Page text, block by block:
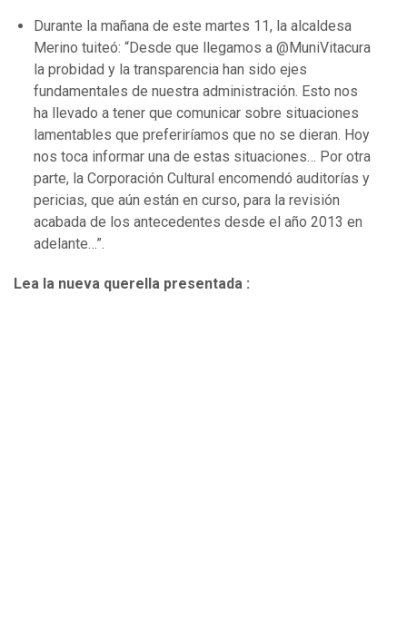
Durante la mañana de este martes 11, la alcaldesa
Merino tuiteó: “Desde que llegamos a @MuniVitacura
la probidad y la transparencia han sido ejes
fundamentales de nuestra administración. Esto nos
ha llevado a tener que comunicar sobre situaciones
lamentables que preferiríamos que no se dieran. Hoy
nos toca informar una de estas situaciones… Por otra
parte, la Corporación Cultural encomendó auditorías y
pericias, que aún están en curso, para la revisión
acabada de los antecedentes desde el año 2013 en
adelante…”.
Lea la nueva querella presentada :